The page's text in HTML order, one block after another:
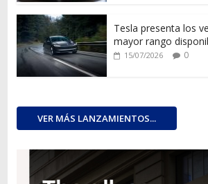
Tesla presenta los
mayor rango
15/07/2026 0
VER MÁS LANZAMIENTOS...